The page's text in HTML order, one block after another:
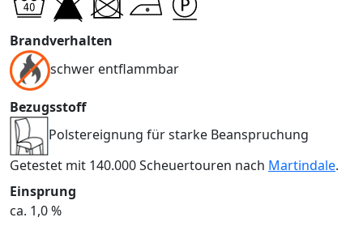
Brandverhalten
schwer entflammbar
Bezugsstoff
Polstereignung für starke Beanspruchung
Getestet mit 140.000 Scheuertouren nach Martindale.
Einsprung
ca. 1,0 %